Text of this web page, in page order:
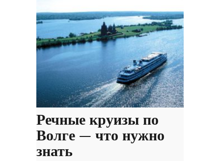
Речные круизы по
Волге — что нужно
знать